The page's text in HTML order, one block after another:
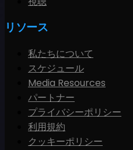
リソース
私たちについて
スケジュール
Media Resources
パートナー
プライバシーポリシー
利用規約
クッキーポリシー